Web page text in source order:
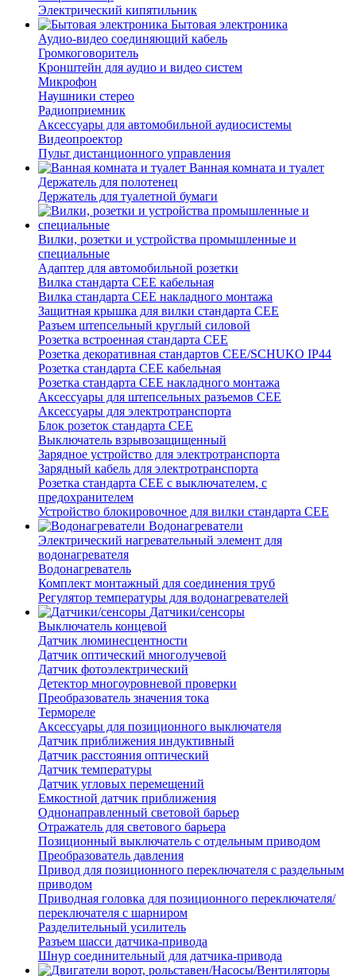
Электрический кипятильник
Бытовая электроника
Аудио-видео соединяющий кабель
Громкоговоритель
Кронштейн для аудио и видео систем
Микрофон
Наушники стерео
Радиоприемник
Аксессуары для автомобильной аудиосистемы
Видеопроектор
Пульт дистанционного управления
Ванная комната и туалет
Держатель для полотенец
Держатель для туалетной бумаги
Вилки, розетки и устройства промышленные и
специальные
Адаптер для автомобильной розетки
Вилка стандарта CEE кабельная
Вилка стандарта CEE накладного монтажа
Защитная крышка для вилки стандарта CEE
Разъем штепсельный круглый силовой
Розетка встроенная стандарта CEE
Розетка декоративная стандартов CEE/SCHUKO IP44
Розетка стандарта СЕЕ кабельная
Розетка стандарта СЕЕ накладного монтажа
Аксессуары для штепсельных разъемов CEE
Аксессуары для электротранспорта
Блок розеток стандарта CEE
Выключатель взрывозащищенный
Зарядное устройство для электротранспорта
Зарядный кабель для электротранспорта
Розетка стандарта СЕЕ с выключателем, с
предохранителем
Устройство блокировочное для вилки стандарта CEE
Водонагреватели
Электрический нагревательный элемент для
водонагревателя
Водонагреватель
Комплект монтажный для соединения труб
Регулятор температуры для водонагревателей
Датчики/сенсоры
Выключатель концевой
Датчик люминесцентности
Датчик оптический многолучевой
Датчик фотоэлектрический
Детектор многоуровневой проверки
Преобразователь значения тока
Термореле
Аксессуары для позиционного выключателя
Датчик приближения индуктивный
Датчик расстояния оптический
Датчик температуры
Датчик угловых перемещений
Емкостной датчик приближения
Однонаправленный световой барьер
Отражатель для светового барьера
Позиционный выключатель с отдельным приводом
Преобразователь давления
Привод для позиционного переключателя с раздельным
приводом
Приводная головка для позиционного переключателя/
переключателя с шарниром
Разделительный усилитель
Разъем шасси датчика-привода
Шнур соединительный для датчика-привода